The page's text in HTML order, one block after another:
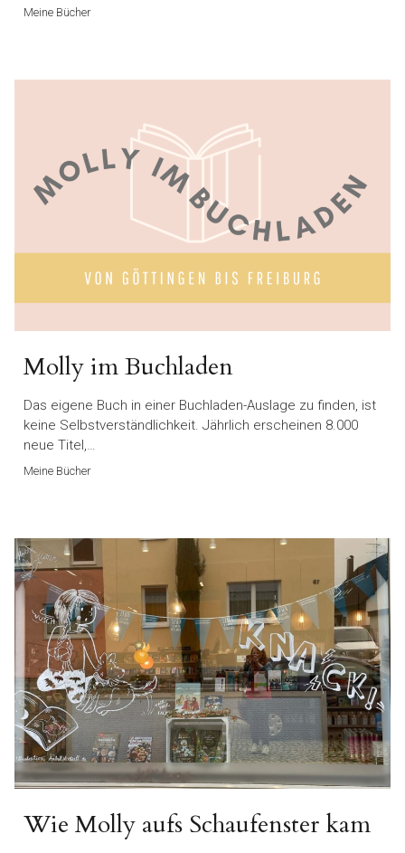
Meine Bücher
Molly im Buchladen
Das eigene Buch in einer Buchladen-Auslage zu finden, ist
keine Selbstverständlichkeit. Jährlich erscheinen 8.000
neue Titel,…
Meine Bücher
Wie Molly aufs Schaufenster kam